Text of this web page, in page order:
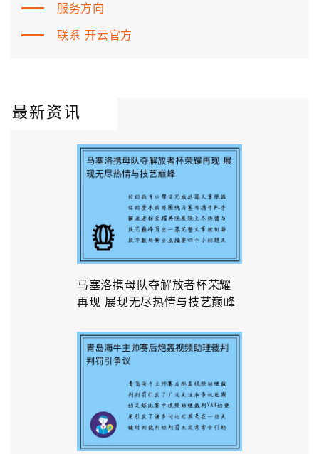
服务方向
联系 开云官方
最新资讯
马塞洛携母队夺解放者杯荣耀
再现 展现无尽热情与技艺巅峰